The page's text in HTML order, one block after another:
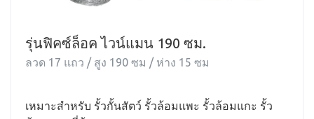
รุ่นฟิคซ์ล็อค ไวน์แมน 190 ซม.
ลวด 17 แถว / สูง 190 ซม / ห่าง 15 ซม
เหมาะสำหรับ รั้วกั้นสัตว์ รั้วล้อมแพะ รั้วล้อมแกะ รั้ว